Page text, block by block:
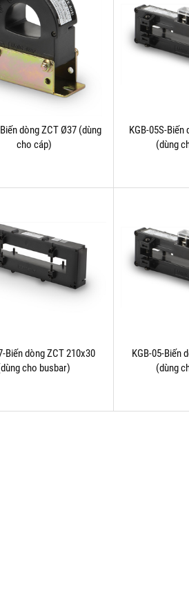
dòng ZCT Ø37 (dùng
cho cáp)
KGB-05S-Biến
(dùng
Biến dòng ZCT 210x30
cho busbar)
KGB-05-Biến
(dùng